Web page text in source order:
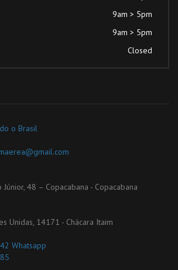
9am > 5pm
9am > 5pm
Closed
o Brasil
48 – Copacabana - Copacabana
Unidas, 14171 - Chácara Itaim
Whatsapp